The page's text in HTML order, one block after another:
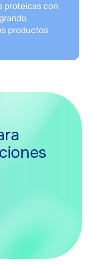
proteicas con
productos